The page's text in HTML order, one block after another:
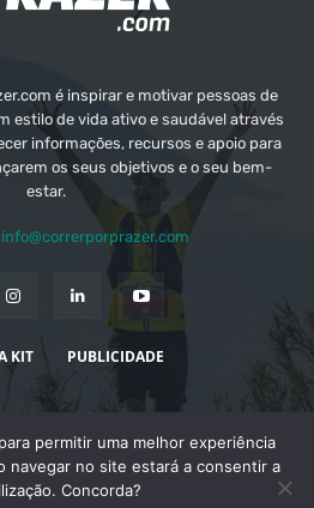
é inspirar e motivar pessoas de
estilo de vida ativo e saudável através
informações, recursos e apoio para
os seus objetivos e o seu bem-
estar.
info@correrporprazer.com
KIT PUBLICIDADE
Por Prazer 2008 - 2026
permitir uma melhor experiência
navegar no site estará a consentir a
Concorda?